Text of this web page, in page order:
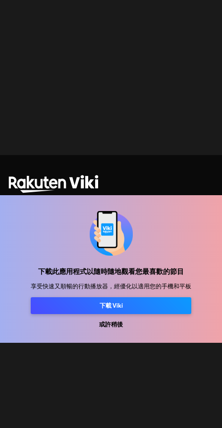
下載此應用程式以隨時隨地觀看您最喜歡的節目
享受快速又順暢的行動播放器，經優化以適用您的手機和平板
下載 Viki
或許稍後